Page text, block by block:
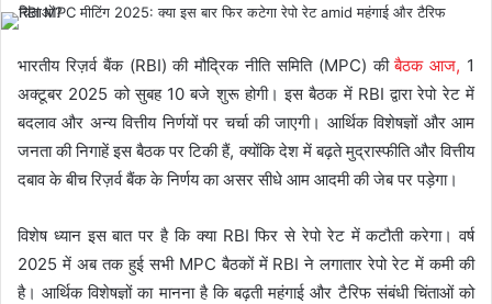
भारतीय रिज़र्व बैंक (RBI) की मौद्रिक नीति समिति (MPC) कीबैठक आज, 1
अक्टूबर 2025 को सुबह 10 बजे शुरू होगी। इस बैठक में RBI द्वारा रेपो रेट में
बदलाव और अन्य वित्तीय निर्णयों पर चर्चा की जाएगी। आर्थिक विशेषज्ञों और आम
जनता की निगाहें इस बैठक पर टिकी हैं, क्योंकि देश में बढ़ते मुद्रास्फीति और वित्तीय
दबाव के बीच रिज़र्व बैंक के निर्णय का असर सीधे आम आदमी की जेब पर पड़ेगा।
विशेष ध्यान इस बात पर है कि क्या RBI फिर से रेपो रेट में कटौती करेगा। वर्ष
2025 में अब तक हुई सभी MPC बैठकों में RBI ने लगातार रेपो रेट में कमी की
है। आर्थिक विशेषज्ञों का मानना है कि बढ़ती महंगाई और टैरिफ संबंधी चिंताओं को